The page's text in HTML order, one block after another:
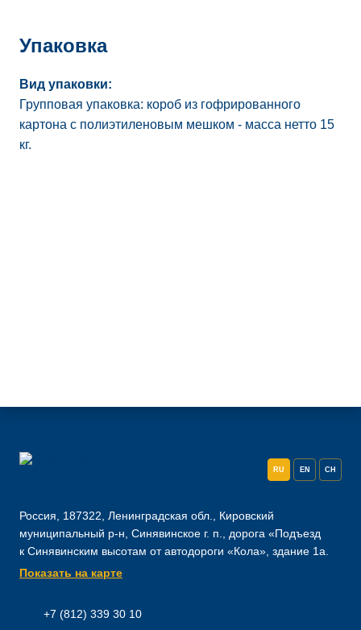
Упаковка
Вид упаковки:
Групповая упаковка: короб из гофрированного
картона с полиэтиленовым мешком - масса нетто 15
кг.
RU EN CH
Россия, 187322, Ленинградская обл., Кировский
муниципальный р-н, Синявинское г. п., дорога «Подъезд
к Синявинским высотам от автодороги «Кола», здание 1а.
Показать на карте
+7 (812) 339 30 10